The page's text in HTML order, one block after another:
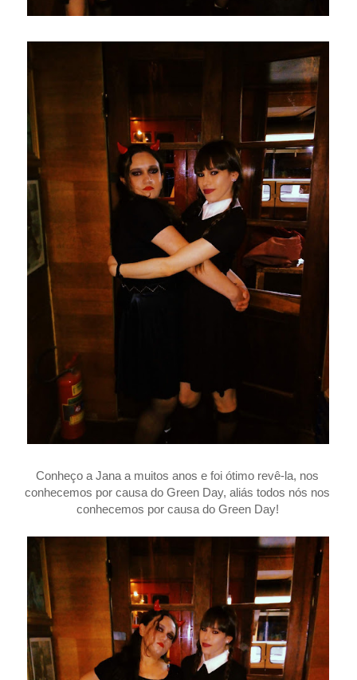
Conheço a Jana a muitos anos e foi ótimo revê-la, nos
conhecemos por causa do Green Day, aliás todos nós nos
conhecemos por causa do Green Day!